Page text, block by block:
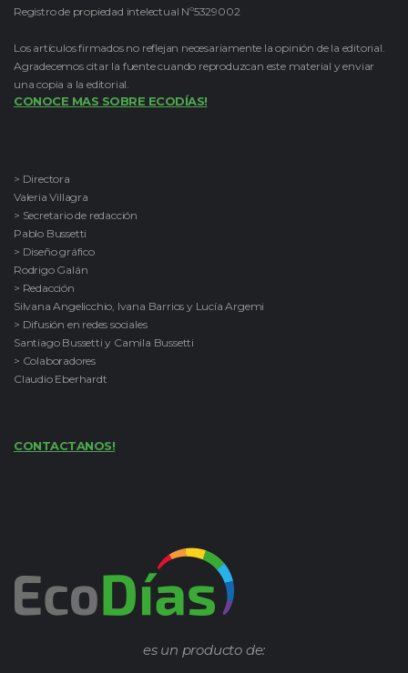
Registro de propiedad intelectual Nº5329002
Los artículos firmados no reflejan necesariamente la opinión de la editorial.
Agradecemos citar la fuente cuando reproduzcan este material y enviar
una copia a la editorial.
CONOCE MAS SOBRE ECODÍAS!
> Directora
Valeria Villagra
> Secretario de redacción
Pablo Bussetti
> Diseño gráfico
Rodrigo Galán
> Redacción
Silvana Angelicchio, Ivana Barrios y Lucía Argemi
> Difusión en redes sociales
Santiago Bussetti y Camila Bussetti
> Colaboradores
Claudio Eberhardt
CONTACTANOS!
es un producto de: